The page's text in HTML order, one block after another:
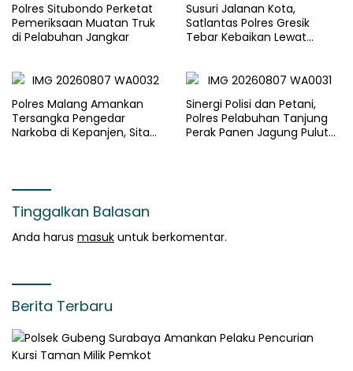
Polres Situbondo Perketat
Pemeriksaan Muatan Truk
di Pelabuhan Jangkar
Susuri Jalanan Kota,
Satlantas Polres Gresik
Tebar Kebaikan Lewat
Polres Malang Amankan
Tersangka Pengedar
Narkoba di Kepanjen, Sita
Sinergi Polisi dan Petani,
Polres Pelabuhan Tanjung
Perak Panen Jagung Pulut
Tinggalkan Balasan
Anda harus masuk untuk berkomentar.
Berita Terbaru